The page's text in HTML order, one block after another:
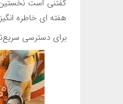
گفتنی است نخستین
هفته ای خاطره
برای دسترسی